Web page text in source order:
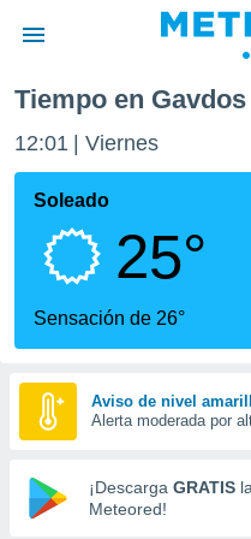
de
ha
calidad.
a este
las
y
forma
digital
basada
Tiempo en Gavdos
12:01 Viernes
Soleado
25°
Sensación de 26°
Aviso de nivel
Alerta moderada por
¡Descarga GRATIS
Meteored!